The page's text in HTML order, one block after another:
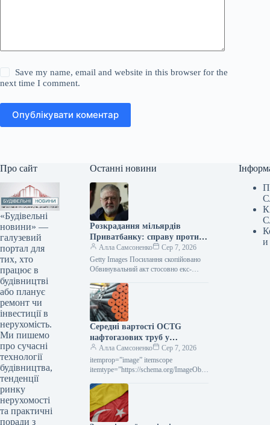
Save my name, email and website in this browser for the
next time I comment.
Опублікувати коментар
Про сайт
«Будівельні
новини» —
галузевий
портал для
тих, хто
працює в
будівництві
або планує
ремонт чи
інвестиції в
нерухомість.
Ми пишемо
про сучасні
технології
будівництва,
тенденції
ринку
нерухомості
та практичні
поради з
Останні новини
Розкрадання мільярдів
Приватбанку: справу проти
Коломойського передано до
суду
Алла Самсоненко
Сер 7, 2026
Getty Images Посилання скопійовано
Обвинувальний акт стосовно екс-
Приватбанку Ігоря Коломойського та
колишніх співробітників банку, яких
підозрюють у…
Середні вартості OCTG
нафтогазових труб у
Сполучених Штатах у липні
залишалися незмінними,
досягнувши позначки $2563 за
Алла Самсоненко
Сер 7, 2026
itemprop=”image” itemscope
itemtype=”https://schema.org/ImageObje
Глобальний ринок ціни на прокат
Роздрукувати 297 06 Серпня 2026
Середні ціни на нафтогазові труби…
и